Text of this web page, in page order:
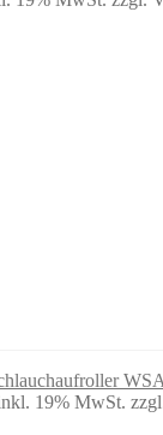
19% MwSt.